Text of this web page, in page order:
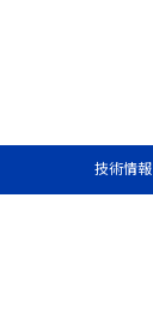
技術情報
析